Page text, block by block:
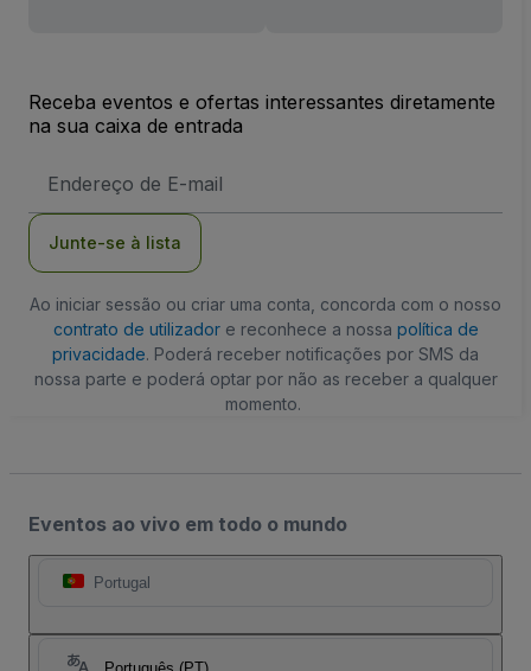
Receba eventos e ofertas interessantes diretamente
na sua caixa de entrada
de
Junte-se à lista
Ao iniciar sessão ou criar uma conta, concorda com o nosso
contrato de utilizadore reconhece a nossa política de
privacidade. Poderá receber notificações por SMS da
nossa parte e poderá optar por não as receber a qualquer
momento.
Eventos ao vivo em todo o mundo
Portugal